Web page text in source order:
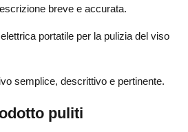
breve e accurata.
portatile per la pulizia del viso
semplice, descrittivo e pertinente.
puliti